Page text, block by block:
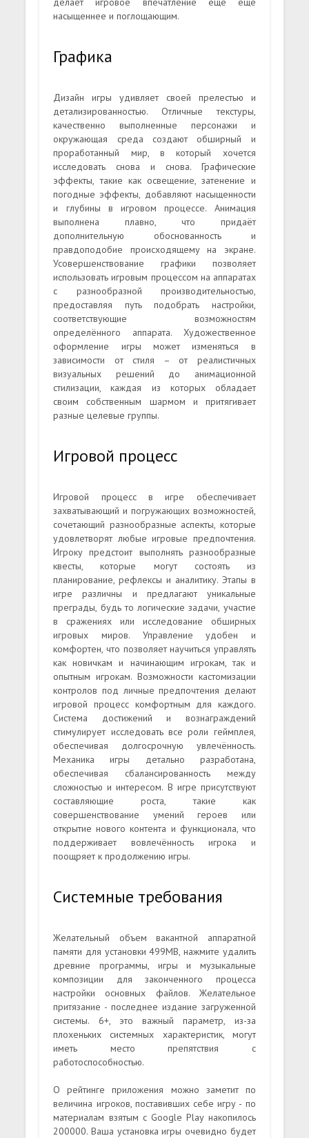
насыщеннее и поглощающим.
Графика
Дизайн игры удивляет своей прелестью и
детализированностью. Отличные текстуры,
качественно выполненные персонажи и
окружающая среда создают обширный и
проработанный мир, в который хочется
исследовать снова и снова. Графические
эффекты, такие как освещение, затенение и
погодные эффекты, добавляют насыщенности
и глубины в игровом процессе. Анимация
выполнена плавно, что придаёт
дополнительную обоснованность и
правдоподобие происходящему на экране.
Усовершенствование графики позволяет
использовать игровым процессом на аппаратах
с разнообразной производительностью,
предоставляя путь подобрать настройки,
соответствующие возможностям
определённого аппарата. Художественное
оформление игры может изменяться в
зависимости от стиля – от реалистичных
визуальных решений до анимационной
стилизации, каждая из которых обладает
своим собственным шармом и притягивает
разные целевые группы.
Игровой процесс
Игровой процесс в игре обеспечивает
захватывающий и погружающих возможностей,
сочетающий разнообразные аспекты, которые
удовлетворят любые игровые предпочтения.
Игроку предстоит выполнять разнообразные
квесты, которые могут состоять из
планирование, рефлексы и аналитику. Этапы в
игре различны и предлагают уникальные
преграды, будь то логические задачи, участие
в сражениях или исследование обширных
игровых миров. Управление удобен и
комфортен, что позволяет научиться управлять
как новичкам и начинающим игрокам, так и
опытным игрокам. Возможности кастомизации
контролов под личные предпочтения делают
игровой процесс комфортным для каждого.
Система достижений и вознаграждений
стимулирует исследовать все роли геймплея,
обеспечивая долгосрочную увлечённость.
Механика игры детально разработана,
обеспечивая сбалансированность между
сложностью и интересом. В игре присутствуют
составляющие роста, такие как
совершенствование умений героев или
открытие нового контента и функционала, что
поддерживает вовлечённость игрока и
поощряет к продолжению игры.
Системные требования
Желательный объем вакантной аппаратной
памяти для установки 499MB, нажмите удалить
древние программы, игры и музыкальные
композиции для законченного процесса
настройки основных файлов. Желательное
притязание - последнее издание загруженной
системы. 6+, это важный параметр, из-за
плохеньких системных характеристик, могут
иметь место препятствия с
работоспособностью.
О рейтинге приложения можно заметит по
величина игроков, поставивших себе игру - по
материалам взятым с Google Play накопилось
200000. Ваша установка игры очевидно будет